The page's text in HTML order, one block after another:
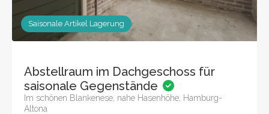
Saisonale Artikel Lagerung
Abstellraum im Dachgeschoss für
saisonale Gegenstände
Im schönen Blankenese, nahe Hasenhöhe, Hamburg-
Altona